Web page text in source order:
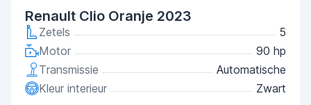
Renault Clio Oranje 2023
Zetels
5
Motor
90 hp
Transmissie
Automatische
Kleur interieur
Zwart